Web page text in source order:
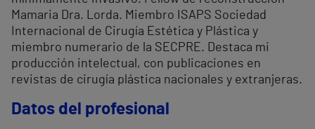
Mamaria Dra. Lorda. Miembro ISAPS Sociedad
Internacional de Cirugía Estética y Plástica y
miembro numerario de la SECPRE. Destaca mi
producción intelectual, con publicaciones en
revistas de cirugía plástica nacionales y extranjeras.
Datos del profesional